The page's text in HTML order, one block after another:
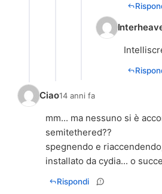
Ciao14 anni fa
mm... ma nessuno si è
semitethered??
spegnendo e
installato da cydia... o
Rispondi